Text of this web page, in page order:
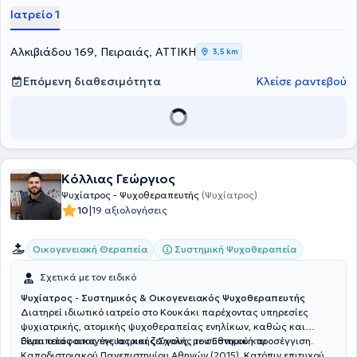
εξειδικευμένα κέντρα για απεξαρτήσεις ουσιών. Αναλαμβάνει
επίσης περιστατικά αντιμετώπισης νοητικής στέρησης αυτισμού.
με νοητική στέρηση και αυτισμό.
Ιατρείο 1
Αλκιβιάδου 169, Πειραιάς, ΑΤΤΙΚΗ 3,5 km
Επόμενη διαθεσιμότητα Κλείσε ραντεβού
Κόλλιας Γεώργιος
Ψυχίατρος - Ψυχοθεραπευτής (Ψυχίατρος)
10|19 αξιολογήσεις
Οικογενειακή Θεραπεία Συστημική Ψυχοθεραπεία
Σχετικά με τον ειδικό
Ψυχίατρος - Συστημικός & Οικογενειακός Ψυχοθεραπευτής
Διατηρεί ιδιωτικό ιατρείο στο Κουκάκι παρέχοντας υπηρεσίες
ψυχιατρικής, ατομικής ψυχοθεραπείας ενηλίκων, καθώς και
θεραπείας οικογένειας και ζεύγους, με συστημική προσέγγιση.
Είναι απόφοιτος της Ιατρικής Σχολής του Εθνικού και